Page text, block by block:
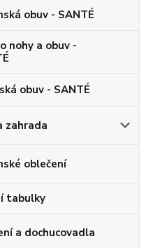
obuv - SANTÉ
nohy a obuv -
obuv - SANTÉ
zahrada
oblečení
tabulky
a dochucovadla